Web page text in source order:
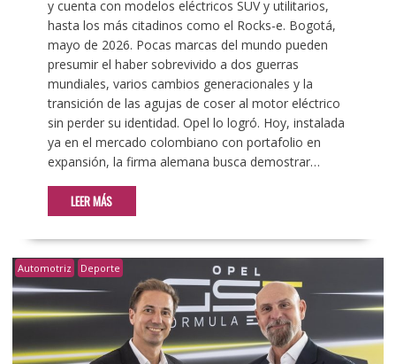
y cuenta con modelos eléctricos SUV y utilitarios,
hasta los más citadinos como el Rocks-e. Bogotá,
mayo de 2026. Pocas marcas del mundo pueden
presumir el haber sobrevivido a dos guerras
mundiales, varios cambios generacionales y la
transición de las agujas de coser al motor eléctrico
sin perder su identidad. Opel lo logró. Hoy, instalada
ya en el mercado colombiano con portafolio en
expansión, la firma alemana busca demostrar…
LEER MÁS
Automotriz Deporte